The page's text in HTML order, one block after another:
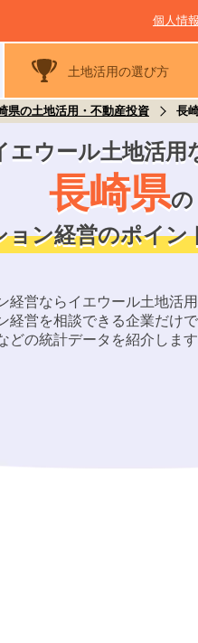
個人情
土地活用の選び方
県の土地活用・不動産投資 長
エウール土地活用
長崎県の
ョン経営のポイン
経営ならイエウール土地活用
経営を相談できる企業だけで
どの統計データを紹介します